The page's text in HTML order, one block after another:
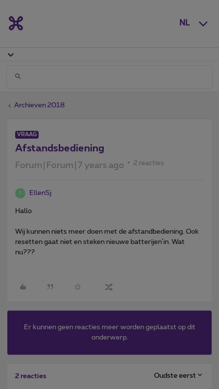
NL
Archieven 2018
VRAAG
Afstandsbediening
Forum|Forum|7 years ago 2 reacties
E EllenSj
Hallo
Wij kunnen niets meer doen met de afstandbediening. Ook
resetten gaat niet en steken nieuwe batterijen ̀in. Wat
nu???
Er kunnen geen reacties meer worden geplaatst op dit
onderwerp.
2 reacties Oudste eerst